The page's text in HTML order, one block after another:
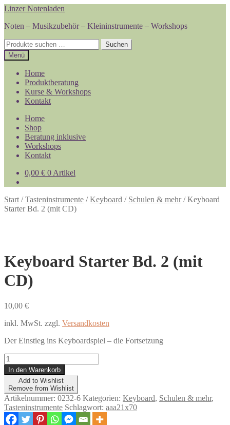
Zur
springen
Zum
springen
Linzer Notenladen
Noten – Musikzubehör – Kleininstrumente – Workshops
Suchen
nach:
Suchen
Menü
Home
Produktberatung
Kurse & Workshops
Kontakt
Home
Shop
Beratung inklusive
Workshops
Kontakt
0,00 € 0 Artikel
Start /Tasteninstrumente /Keyboard / Schulen & mehr/Keyboard
Starter Bd. 2 (mit CD)
Keyboard Starter Bd. 2 (mit
CD)
10,00 €
inkl. MwSt. zzgl. Versandkosten
Der Einstieg ins Keyboardspiel – die Fortsetzung
Keyboard
Starter
Bd.
(mit
CD)
Menge
In den Warenkorb
Add to Wishlist
Remove from Wishlist
Artikelnummer: 0232-6 Kategorien: Keyboard, Schulen & mehr,
Tasteninstrumente Schlagwort: aaa21x70